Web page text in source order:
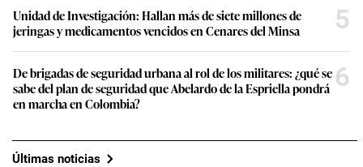
Unidad de Investigación: Hallan más de siete millones de
jeringas y medicamentos vencidos en Cenares del Minsa
5
De brigadas de seguridad urbana al rol de los militares: ¿qué se
sabe del plan de seguridad que Abelardo de la Espriella pondrá
en marcha en Colombia?
6
Últimas noticias